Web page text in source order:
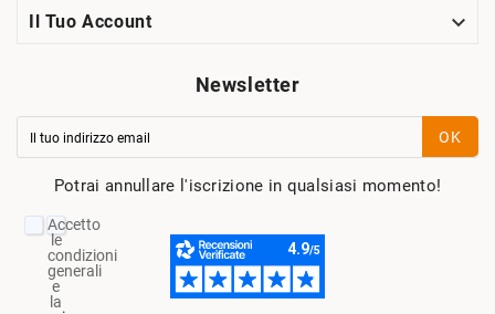
Il Tuo Account 
Newsletter
OK
Potrai annullare l'iscrizione in qualsiasi momento!
Accetto
le
condizioni
generali
e
la